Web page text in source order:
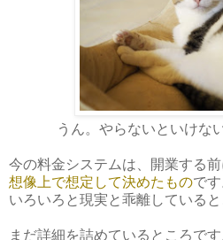
うん。やらないといけな
今の料金システムは、開業する前
想像上で想定して決めたものです
いろいろと現実と乖離していると
まだ詳細を詰めているところです